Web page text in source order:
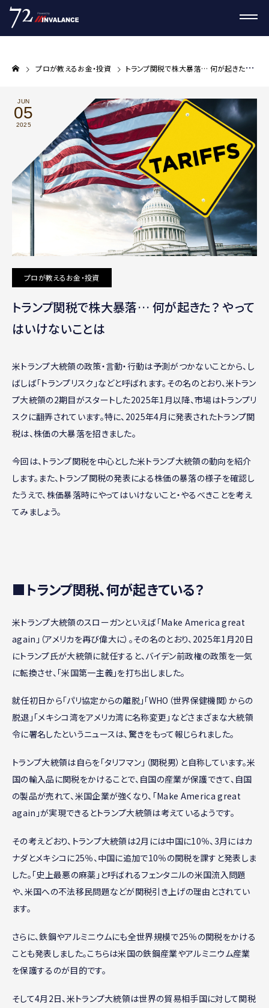
プロが教えるお金・投資 トランプ関税で株大暴落… 何が起きた？ やってはいけないことは
JUN
05
2025
プロが教えるお金・投資
トランプ関税で株大暴落… 何が起きた？ やって
はいけないことは
米トランプ大統領の政策・言動・行動は予測がつかないことから、し
ばしば「トランプリスク」などと呼ばれます。その名のとおり、米トラン
プ大統領の2期目がスタートした2025年1月以降、市場はトランプリ
スクに翻弄されています。特に、2025年4月に発表されたトランプ関
税は、株価の大暴落を招きました。
今回は、トランプ関税を中心とした米トランプ大統領の動向を紹介
します。また、トランプ関税の発表による株価の暴落の様子を確認し
たうえで、株価暴落時にやってはいけないこと・やるべきことを考え
てみましょう。
■トランプ関税、何が起きている？
米トランプ大統領のスローガンといえば「Make America great
again」（アメリカを再び偉大に）。その名のとおり、2025年1月20日
にトランプ氏が大統領に就任すると、バイデン前政権の政策を一気
に転換させ、「米国第一主義」を打ち出しました。
就任初日から「パリ協定からの離脱」「WHO（世界保健機関）からの
脱退」「メキシコ湾をアメリカ湾に名称変更」などさまざまな大統領
令に署名したというニュースは、驚きをもって報じられました。
トランプ大統領は自らを「タリフマン」（関税男）と自称しています。米
国の輸入品に関税をかけることで、自国の産業が保護できて、自国
の製品が売れて、米国企業が強くなり、「Make America great
again」が実現できるとトランプ大統領は考えているようです。
その考えどおり、トランプ大統領は2月には中国に10％、3月にはカ
ナダとメキシコに25％、中国に追加で10％の関税を課すと発表しま
した。「史上最悪の麻薬」と呼ばれるフェンタニルの米国流入問題
や、米国への不法移民問題などが関税引き上げの理由とされてい
ます。
さらに、鉄鋼やアルミニウムにも全世界規模で25％の関税をかける
ことも発表しました。こちらは米国の鉄鋼産業やアルミニウム産業
を保護するのが目的です。
そして4月2日、米トランプ大統領は世界の貿易相手国に対して関税